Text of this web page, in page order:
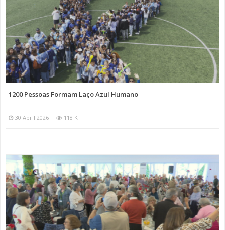
1200 Pessoas Formam Laço Azul Humano
30 Abril 2026 118 K